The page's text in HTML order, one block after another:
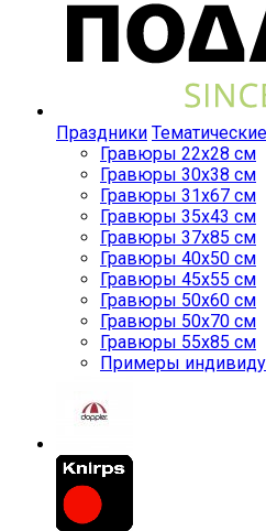
Праздники
Гравюры 22x28 см
Гравюры 30x38 см
Гравюры 31x67 см
Гравюры 35x43 см
Гравюры 37x85 см
Гравюры 40x50 см
Гравюры 45x55 см
Гравюры 50x60 см
Гравюры 50x70 см
Гравюры 55x85 см
Примеры